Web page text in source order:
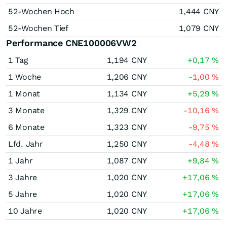
52-Wochen Hoch
1,444 CNY
52-Wochen Tief
1,079 CNY
Performance CNE100006VW2
1 Tag 1,194 CNY +0,17%
1 Woche
1,206 CNY -1,00%
1 Monat
1,134 CNY +5,29%
3 Monate
1,329 CNY -10,16%
6 Monate
1,323 CNY -9,75%
Lfd. Jahr
1,250 CNY -4,48%
1 Jahr
1,087 CNY +9,84%
3 Jahre
1,020 CNY +17,06%
5 Jahre
1,020 CNY +17,06%
10 Jahre
1,020 CNY +17,06%